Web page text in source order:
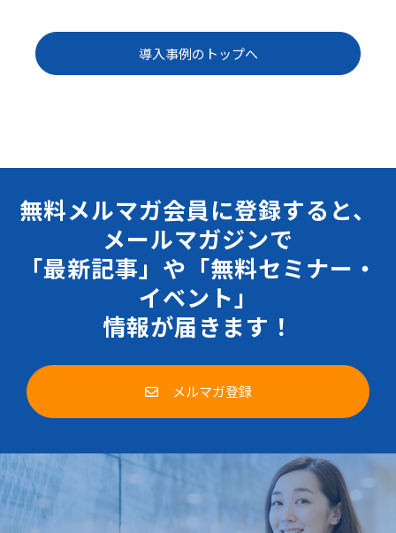
導入事例のトップへ
無料メルマガ会員に登録すると、
メールマガジンで
「最新記事」や「無料セミナー・
イベント」
情報が届きます！
メルマガ登録